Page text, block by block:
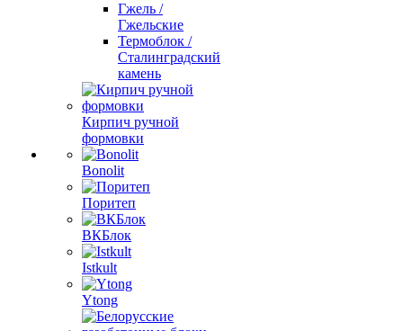
Гжель /
Гжельские
Термоблок /
Сталинградский
камень
Кирпич ручной
формовки
Bonolit
Поритеп
ВКБлок
Istkult
Ytong